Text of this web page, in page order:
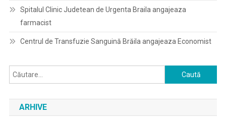
Spitalul Clinic Judetean de Urgenta Braila angajeaza
farmacist
Centrul de Transfuzie Sanguină Brăila angajeaza Economist
Caută
după:
ARHIVE